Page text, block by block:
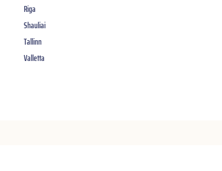
Riga
Shauliai
Tallinn
Valletta